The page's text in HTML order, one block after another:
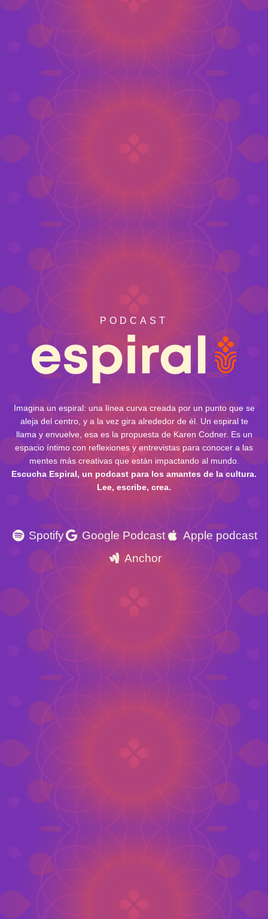
PODCAST
Imagina un espiral: una línea curva creada por un punto que se
aleja del centro, y a la vez gira alrededor de él. Un espiral te
llama y envuelve, esa es la propuesta de Karen Codner. Es un
espacio íntimo con reflexiones y entrevistas para conocer a las
mentes más creativas que están impactando al mundo.
Escucha Espiral, un podcast para los amantes de la cultura.
Lee, escribe, crea.
Spotify Google Podcast
Apple podcast
Anchor